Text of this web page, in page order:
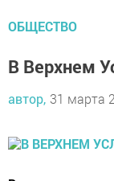
ОБЩЕСТВО
В Верхнем
автор, 31 марта